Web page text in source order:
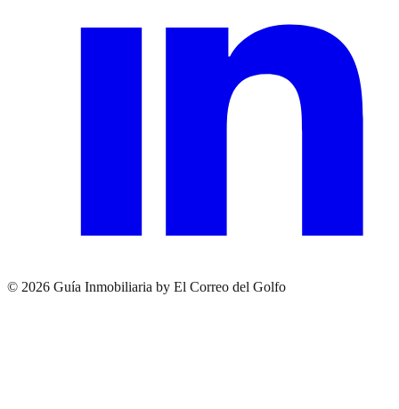
© 2026 Guía Inmobiliaria by El Correo del Golfo